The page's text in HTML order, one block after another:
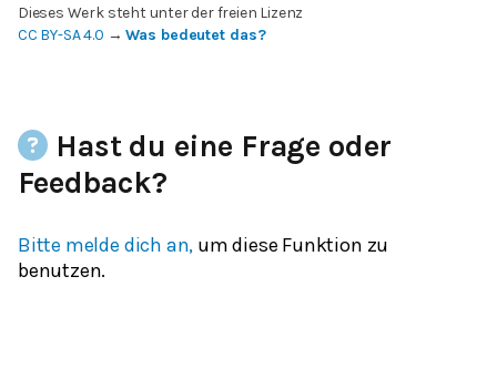
Dieses Werk steht unter der freien Lizenz
CC BY-SA 4.0 →Was bedeutet das?
Hast du eine Frage oder
Feedback?
Bitte melde dich an, um diese Funktion zu
benutzen.